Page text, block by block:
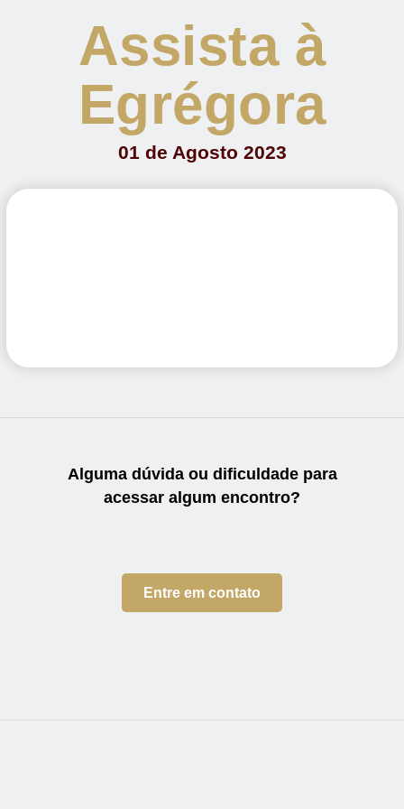
Assista à
Egrégora
01 de Agosto 2023
Alguma dúvida ou dificuldade para
acessar algum encontro?
Entre em contato